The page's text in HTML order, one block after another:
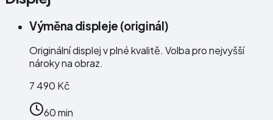
Výměna displeje (originál)
Originální displej v plné kvalitě. Volba pro nejvyšší
nároky na obraz.
7 490 Kč
60 min